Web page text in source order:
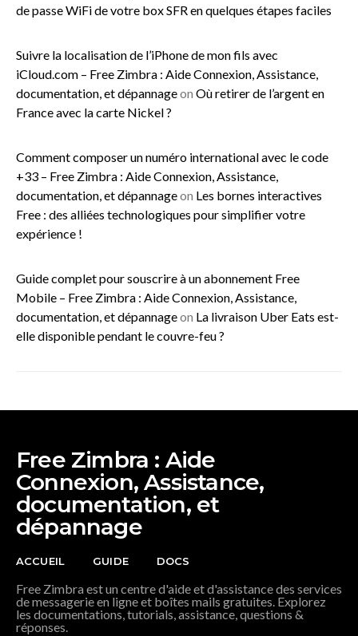
de passe WiFi de votre box SFR en quelques étapes faciles
Suivre la localisation de l’iPhone de mon fils avec
iCloud.com – Free Zimbra : Aide Connexion, Assistance,
documentation, et dépannageon Où retirer de l’argent en
France avec la carte Nickel ?
Comment composer un numéro international avec le code
+33 – Free Zimbra : Aide Connexion, Assistance,
documentation, et dépannageon Les bornes interactives
Free : des alliées technologiques pour simplifier votre
expérience !
Guide complet pour souscrire à un abonnement Free
Mobile – Free Zimbra : Aide Connexion, Assistance,
documentation, et dépannageon La livraison Uber Eats est-
elle disponible pendant le couvre-feu ?
Free Zimbra : Aide
Connexion, Assistance,
documentation, et
dépannage
ACCUEIL GUIDE DOCS
Free Zimbra est un centre d'aide et d'assistance des services
de messagerie en ligne et boîtes mails gratuites. Explorez
les documentations, tutorials, assistance, questions &
réponses.